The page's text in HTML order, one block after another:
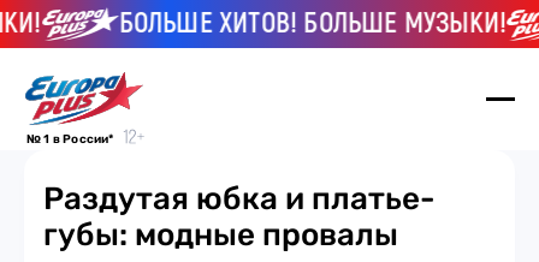
БОЛЬШЕ ХИТОВ! БОЛЬШЕ МУЗЫКИ!
№ 1 в России*
Раздутая юбка и платье-
губы: модные провалы